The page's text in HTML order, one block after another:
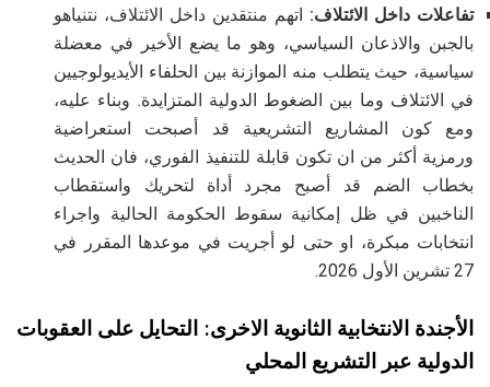
تفاعلات داخل الائتلاف: اتهم منتقدين داخل الائتلاف، نتنياهو
بالجبن والاذعان السياسي، وهو ما يضع الأخير في معضلة
سياسية، حيث يتطلب منه الموازنة بين الحلفاء الأيديولوجيين
في الائتلاف وما بين الضغوط الدولية المتزايدة. وبناء عليه،
ومع كون المشاريع التشريعية قد أصبحت استعراضية
ورمزية أكثر من ان تكون قابلة للتنفيذ الفوري، فان الحديث
بخطاب الضم قد أصبح مجرد أداة لتحريك واستقطاب
الناخبين في ظل إمكانية سقوط الحكومة الحالية واجراء
انتخابات مبكرة، او حتى لو أجريت في موعدها المقرر في
27 تشرين الأول 2026.
الأجندة الانتخابية الثانوية الاخرى: التحايل على العقوبات
الدولية عبر التشريع المحلي